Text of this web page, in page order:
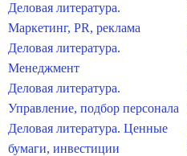
Деловая литература.
Маркетинг, PR, реклама
Деловая литература.
Менеджмент
Деловая литература.
Управление, подбор персонала
Деловая литература. Ценные
бумаги, инвестиции